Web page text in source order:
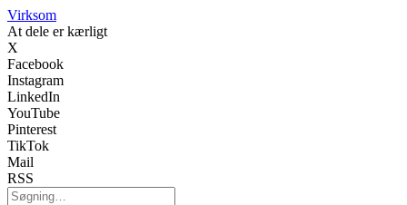
Virksom
At dele er kærligt
X
Facebook
Instagram
LinkedIn
YouTube
Pinterest
TikTok
Mail
RSS